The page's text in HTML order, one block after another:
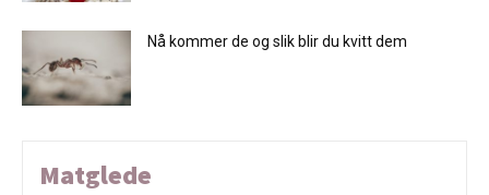
Nå kommer de og slik blir du kvitt dem
Matglede